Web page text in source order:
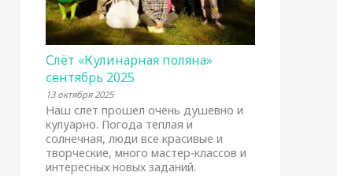
Слёт «Кулинарная поляна»
сентябрь 2025
13 октября 2025
Наш слет прошел очень душевно и
кулуарно. Погода теплая и
солнечная, люди все красивые и
творческие, много мастер-классов и
интересных новых заданий.